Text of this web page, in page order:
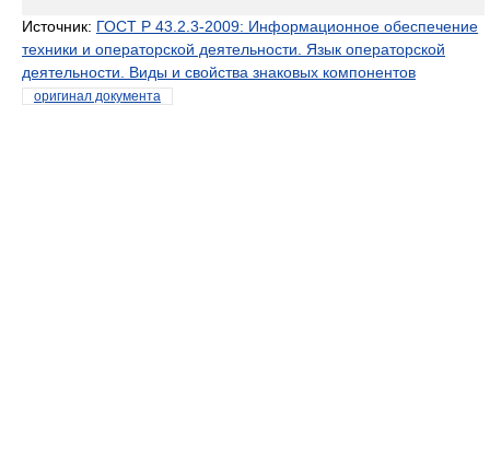
Источник: ГОСТ Р 43.2.3-2009: Информационное обеспечение
техники и операторской деятельности. Язык операторской
деятельности. Виды и свойства знаковых компонентов
оригинал документа